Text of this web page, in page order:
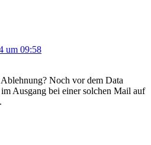
um 09:58
Noch vor dem Data
Ausgang bei einer solchen Mail auf